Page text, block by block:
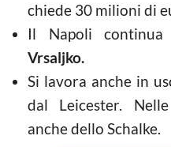
chiede 30 milioni di
Il Napoli
Vrsaljko.
Si lavora anche in
dal Leicester.
anche dello Schalke.